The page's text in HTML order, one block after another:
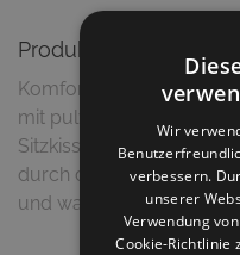
Produktbeschreibung
Komfortables
mit pulverbeschichtetem
Sitzkissen, sowie 5 x
durch den interessanten
und warmen
Wir
verbessern.
unserer
Verwendung
Cookie-Richtlinie